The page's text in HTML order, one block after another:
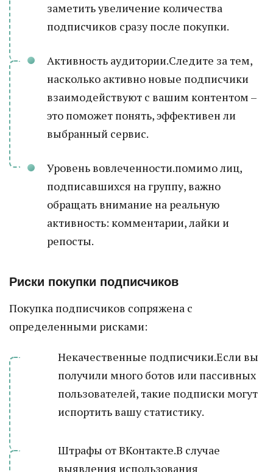
заметить увеличение количества
подписчиков сразу после покупки.
Активность аудитории.Следите за тем,
насколько активно новые подписчики
взаимодействуют с вашим контентом –
это поможет понять, эффективен ли
выбранный сервис.
Уровень вовлеченности.помимо лиц,
подписавшихся на группу, важно
обращать внимание на реальную
активность: комментарии, лайки и
репосты.
Риски покупки подписчиков
Покупка подписчиков сопряжена с
определенными рисками:
Некачественные подписчики.Если вы
получили много ботов или пассивных
пользователей, такие подписки могут
испортить вашу статистику.
Штрафы от ВКонтакте.В случае
выявления использования